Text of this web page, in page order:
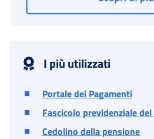
I più utilizzati
Portale dei Pagamenti
Fascicolo previdenziale
Cedolino della pensione